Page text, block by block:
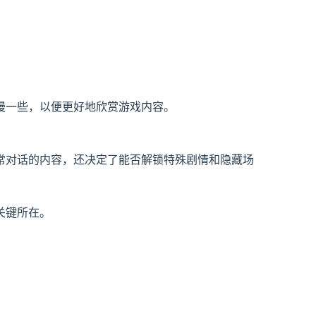
些，以便更好地欣赏游戏内容。
话的内容，还决定了能否解锁特殊剧情和隐藏场
所在。